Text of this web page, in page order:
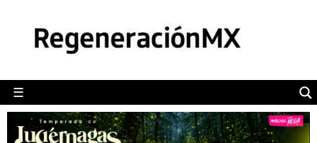
☰
POLÍTICA
CAMALEÓN
OPINIÓN